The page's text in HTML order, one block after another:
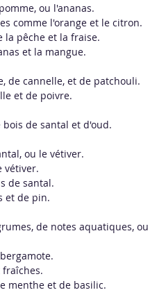
ou l'ananas.
comme l'orange et le citron.
la pêche et la fraise.
et la mangue.
de cannelle, et de patchouli.
et de poivre.
bois de santal et d'oud.
ou le vétiver.
vétiver.
de santal.
et de pin.
de notes aquatiques, ou
menthe et de basilic.